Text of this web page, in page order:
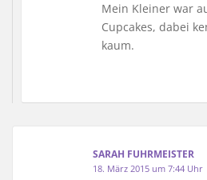
Mein Kleiner war
Cupcakes, dabei
kaum.
SARAH FUHRMEISTER
18. März 2015 um 7:44 Uhr